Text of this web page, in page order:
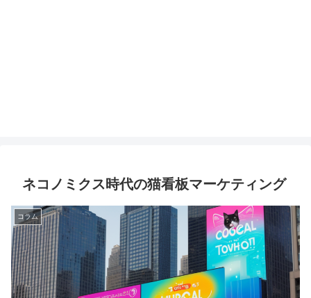
ネコノミクス時代の猫看板マーケティング
コラム